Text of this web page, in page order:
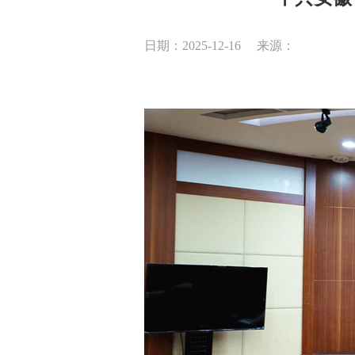
日期：2025-12-16 来源：